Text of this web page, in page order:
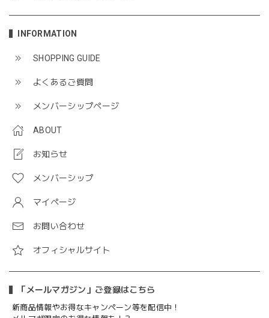
INFORMATION
SHOPPING GUIDE
よくあるご質問
メンバーシップページ
ABOUT
お知らせ
メンバーシップ
マイページ
お問い合わせ
オフィシャルサイト
「メールマガジン」ご登録はこちら
新商品情報やお得なキャンペーン等を配信中！